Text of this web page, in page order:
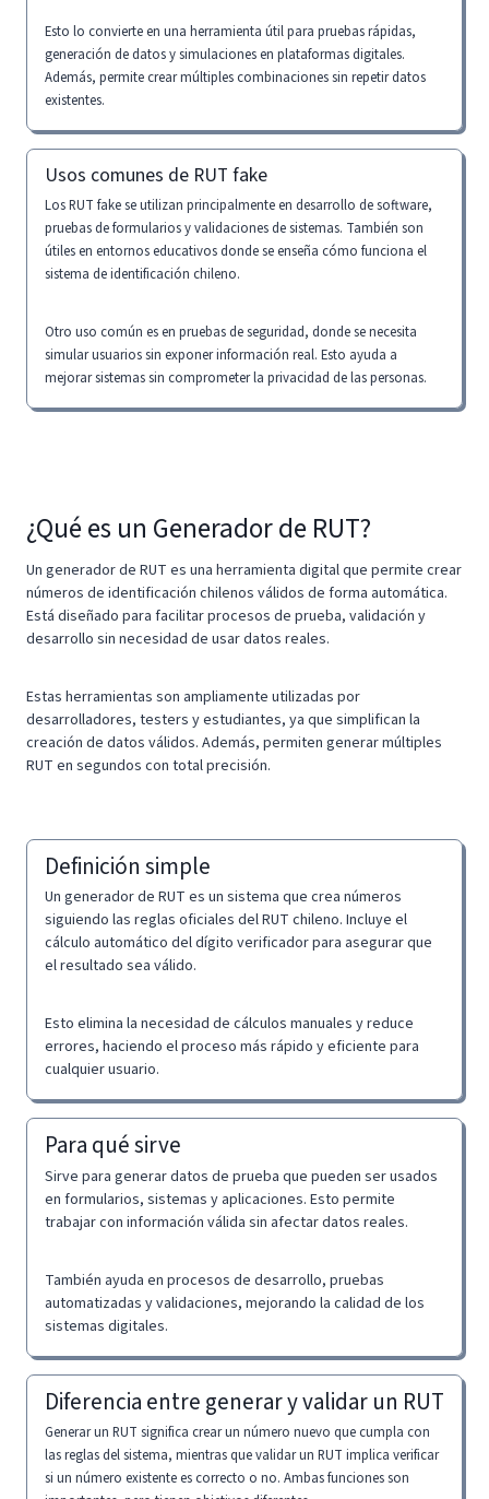
Esto lo convierte en una herramienta útil para pruebas rápidas,
generación de datos y simulaciones en plataformas digitales.
Además, permite crear múltiples combinaciones sin repetir datos
existentes.
Usos comunes de RUT fake
Los RUT fake se utilizan principalmente en desarrollo de software,
pruebas de formularios y validaciones de sistemas. También son
útiles en entornos educativos donde se enseña cómo funciona el
sistema de identificación chileno.
Otro uso común es en pruebas de seguridad, donde se necesita
simular usuarios sin exponer información real. Esto ayuda a
mejorar sistemas sin comprometer la privacidad de las personas.
¿Qué es un Generador de RUT?
Un generador de RUT es una herramienta digital que permite crear
números de identificación chilenos válidos de forma automática.
Está diseñado para facilitar procesos de prueba, validación y
desarrollo sin necesidad de usar datos reales.
Estas herramientas son ampliamente utilizadas por
desarrolladores, testers y estudiantes, ya que simplifican la
creación de datos válidos. Además, permiten generar múltiples
RUT en segundos con total precisión.
Definición simple
Un generador de RUT es un sistema que crea números
siguiendo las reglas oficiales del RUT chileno. Incluye el
cálculo automático del dígito verificador para asegurar que
el resultado sea válido.
Esto elimina la necesidad de cálculos manuales y reduce
errores, haciendo el proceso más rápido y eficiente para
cualquier usuario.
Para qué sirve
Sirve para generar datos de prueba que pueden ser usados
en formularios, sistemas y aplicaciones. Esto permite
trabajar con información válida sin afectar datos reales.
También ayuda en procesos de desarrollo, pruebas
automatizadas y validaciones, mejorando la calidad de los
sistemas digitales.
Diferencia entre generar y validar un RUT
Generar un RUT significa crear un número nuevo que cumpla con
las reglas del sistema, mientras que validar un RUT implica verificar
si un número existente es correcto o no. Ambas funciones son